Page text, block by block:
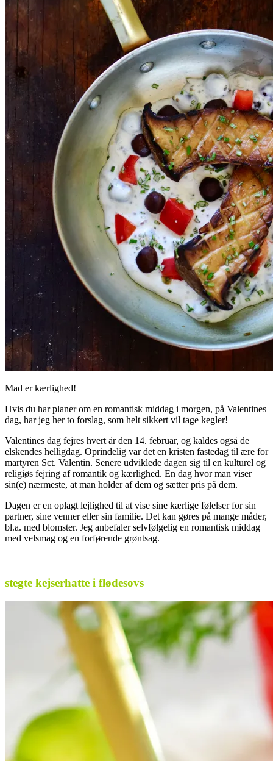
Mad er kærlighed!
Hvis du har planer om en romantisk middag i morgen, på Valentines
dag, har jeg her to forslag, som helt sikkert vil tage kegler!
Valentines dag fejres hvert år den 14. februar, og kaldes også de
elskendes helligdag. Oprindelig var det en kristen fastedag til ære for
martyren Sct. Valentin. Senere udviklede dagen sig til en kulturel og
religiøs fejring af romantik og kærlighed. En dag hvor man viser
sin(e) nærmeste, at man holder af dem og sætter pris på dem.
Dagen er en oplagt lejlighed til at vise sine kærlige følelser for sin
partner, sine venner eller sin familie. Det kan gøres på mange måder,
bl.a. med blomster. Jeg anbefaler selvfølgelig en romantisk middag
med velsmag og en forførende grøntsag.
stegte kejserhatte i flødesovs